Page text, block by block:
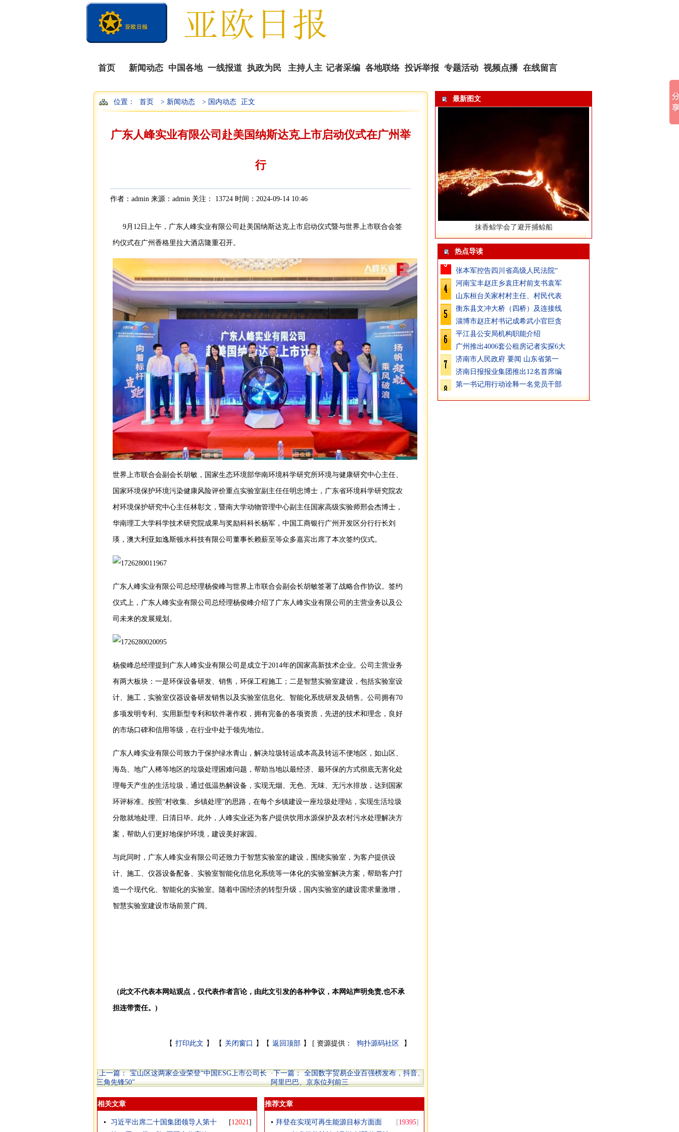
首页 新闻动态 中国各地 一线报道 执政为民 主持人主
播
记者采编 各地联络 投诉举报 专题活动 视频点播 在线留言
位置： 首页 > 新闻动态 > 国内动态 正文
广东人峰实业有限公司赴美国纳斯达克上市启动仪式在广州举
行
作者：admin 来源：admin 关注： 13724 时间：2024-09-14 10:46
9月12日上午，广东人峰实业有限公司赴美国纳斯达克上市启动仪式暨与世界上市联合会签
约仪式在广州香格里拉大酒店隆重召开。
世界上市联合会副会长胡敏，国家生态环境部华南环境科学研究所环境与健康研究中心主任、
国家环境保护环境污染健康风险评价重点实验室副主任任明忠博士，广东省环境科学研究院农
村环境保护研究中心主任林彰文，暨南大学动物管理中心副主任国家高级实验师邢会杰博士，
华南理工大学科学技术研究院成果与奖励科科长杨军，中国工商银行广州开发区分行行长刘
瑛，澳大利亚如逸斯顿水科技有限公司董事长赖薪至等众多嘉宾出席了本次签约仪式。
广东人峰实业有限公司总经理杨俊峰与世界上市联合会副会长胡敏签署了战略合作协议。签约
仪式上，广东人峰实业有限公司总经理杨俊峰介绍了广东人峰实业有限公司的主营业务以及公
司未来的发展规划。
杨俊峰总经理提到广东人峰实业有限公司是成立于2014年的国家高新技术企业。公司主营业务
有两大板块：一是环保设备研发、销售，环保工程施工；二是智慧实验室建设，包括实验室设
计、施工，实验室仪器设备研发销售以及实验室信息化、智能化系统研发及销售。公司拥有70
多项发明专利、实用新型专利和软件著作权，拥有完备的各项资质，先进的技术和理念，良好
的市场口碑和信用等级，在行业中处于领先地位。
广东人峰实业有限公司致力于保护绿水青山，解决垃圾转运成本高及转运不便地区，如山区、
海岛、地广人稀等地区的垃圾处理困难问题，帮助当地以最经济、最环保的方式彻底无害化处
理每天产生的生活垃圾，通过低温热解设备，实现无烟、无色、无味、无污水排放，达到国家
环评标准。按照“村收集、乡镇处理”的思路，在每个乡镇建设一座垃圾处理站，实现生活垃圾
分散就地处理、日清日毕。此外，人峰实业还为客户提供饮用水源保护及农村污水处理解决方
案，帮助人们更好地保护环境，建设美好家园。
与此同时，广东人峰实业有限公司还致力于智慧实验室的建设，围绕实验室，为客户提供设
计、施工、仪器设备配备、实验室智能化信息化系统等一体化的实验室解决方案，帮助客户打
造一个现代化、智能化的实验室。随着中国经济的转型升级，国内实验室的建设需求量激增，
智慧实验室建设市场前景广阔。
（此文不代表本网站观点，仅代表作者言论，由此文引发的各种争议，本网站声明免责,也不承
担连带责任。)
【 打印此文 】 【 关闭窗口 】【 返回顶部 】 [ 资源提供： 狗扑源码社区 】
·上一篇： 宝山区这两家企业荣登“中国ESG上市公司长
三角先锋50”
·下一篇： 全国数字贸易企业百强榜发布，抖音、
阿里巴巴、京东位列前三
相关文章
习近平出席二十国集团领导人第十 [12021]
推荐文章
拜登在实现可再生能源目标方面面 [19395]
最新图文
抹香鲸学会了避开捕鲸船
热点导读
张本军控告四川省高级人民法院“
河南宝丰赵庄乡袁庄村前支书袁军
山东桓台关家村村主任、村民代表
衡东县文冲大桥（四桥）及连接线
淄博市赵庄村书记成希武小官巨贪
平江县公安局机构职能介绍
广州推出4006套公租房记者实探6大
济南市人民政府 要闻 山东省第一
济南日报报业集团推出12名首席编
第一书记用行动诠释一名党员干部